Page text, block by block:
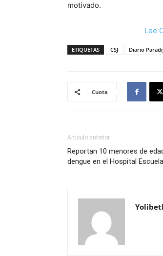
motivado.
Lee
ETIQUETAS CSJ Diario
Cuota
Artículo anterior
Reportan 10 menores de
dengue en el Hospital Escuela